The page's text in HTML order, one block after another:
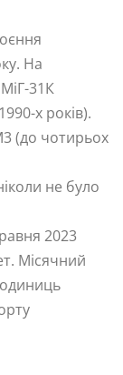
На
31К
х років).
(до чотирьох
не було
2023
Місячний